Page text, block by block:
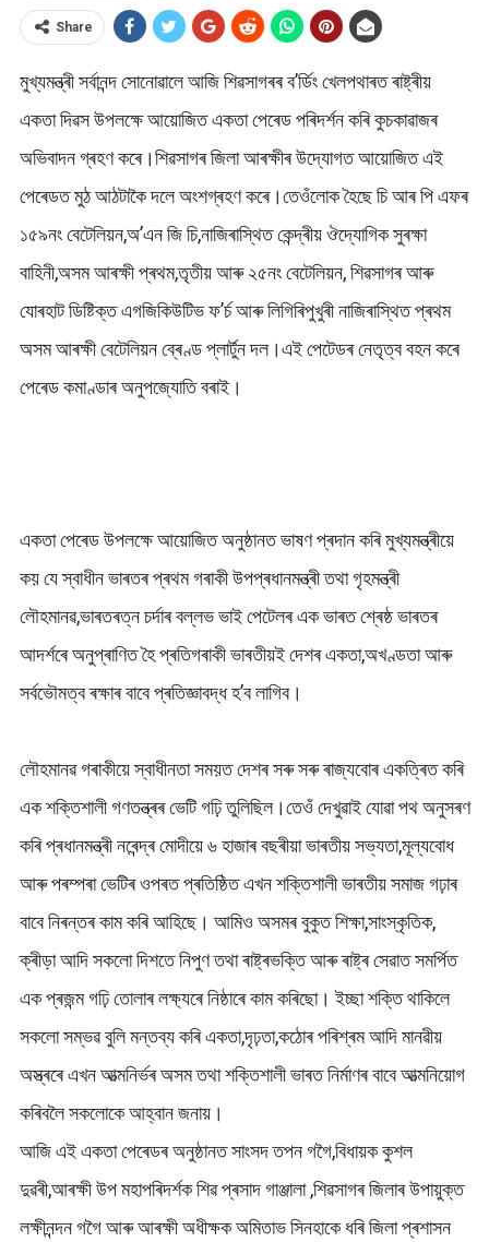
Share
মুখ্যমন্ত্ৰী সৰ্বানন্দ সোনোৱালে আজি শিৱসাগৰৰ ব’ৰ্ডিং খেলপথাৰত ৰাষ্ট্ৰীয়
একতা দিৱস উপলক্ষে আয়োজিত একতা পেৰেড পৰিদৰ্শন কৰি কুচকাৱাজৰ
অভিবাদন গ্ৰহণ কৰে।শিৱসাগৰ জিলা আৰক্ষীৰ উদ্যোগত আয়োজিত এই
পেৰেডত মুঠ আঠটাকৈ দলে অংশগ্ৰহণ কৰে।তেওঁলোক হৈছে চি আৰ পি এফৰ
১৫৯নং বেটেলিয়ন,অ’এন জি চি,নাজিৰাস্থিত কেন্দ্ৰীয় ঔদ্যোগিক সুৰক্ষা
বাহিনী,অসম আৰক্ষী প্ৰথম,তৃতীয় আৰু ২৫নং বেটেলিয়ন, শিৱসাগৰ আৰু
যোৰহাট ডিষ্টিক্ত এগজিকিউটিভ ফ’ৰ্চ আৰু লিগিৰিপুখুৰী নাজিৰাস্থিত প্ৰথম
অসম আৰক্ষী বেটেলিয়ন ব্ৰেণ্ড প্লাৰ্টুন দল।এই পেটেডৰ নেতৃত্ব বহন কৰে
পেৰেড কমাণ্ডাৰ অনুপজ্যোতি বৰাই।
একতা পেৰেড উপলক্ষে আয়োজিত অনুষ্ঠানত ভাষণ প্ৰদান কৰি মুখ্যমন্ত্ৰীয়ে
কয় যে স্বাধীন ভাৰতৰ প্ৰথম গৰাকী উপপ্ৰধানমন্ত্ৰী তথা গৃহমন্ত্ৰী
লৌহমানৱ,ভাৰতৰত্ন চৰ্দাৰ বল্লভ ভাই পেটেলৰ এক ভাৰত শ্ৰেষ্ঠ ভাৰতৰ
আদৰ্শৰে অনুপ্ৰাণিত হৈ প্ৰতিগৰাকী ভাৰতীয়ই দেশৰ একতা,অখণ্ডতা আৰু
সৰ্বভৌমত্ব ৰক্ষাৰ বাবে প্ৰতিজ্ঞাবদ্ধ হ’ব লাগিব।
লৌহমানৱ গৰাকীয়ে স্বাধীনতা সময়ত দেশৰ সৰু সৰু ৰাজ্যবোৰ একত্ৰিত কৰি
এক শক্তিশালী গণতন্ত্ৰৰ ভেটি গঢ়ি তুলিছিল।তেওঁ দেখুৱাই যোৱা পথ অনুসৰণ
কৰি প্ৰধানমন্ত্ৰী নৰেন্দ্ৰ মোদীয়ে ৬ হাজাৰ বছৰীয়া ভাৰতীয় সভ্যতা,মূল্যবোধ
আৰু পৰম্পৰা ভেটিৰ ওপৰত প্ৰতিষ্ঠিত এখন শক্তিশালী ভাৰতীয় সমাজ গঢ়াৰ
বাবে নিৰন্তৰ কাম কৰি আহিছে। আমিও অসমৰ বুকুত শিক্ষা,সাংস্কৃতিক,
ক্ৰীড়া আদি সকলো দিশতে নিপুণ তথা ৰাষ্ট্ৰভক্তি আৰু ৰাষ্ট্ৰ সেৱাত সমৰ্পিত
এক প্ৰজন্ম গঢ়ি তোলাৰ লক্ষ্যৰে নিষ্ঠাৰে কাম কৰিছো। ইচ্ছা শক্তি থাকিলে
সকলো সম্ভৱ বুলি মন্তব্য কৰি একতা,দৃঢ়তা,কঠোৰ পৰিশ্ৰম আদি মানৱীয়
অস্ত্ৰৰে এখন আত্মনির্ভৰ অসম তথা শক্তিশালী ভাৰত নিৰ্মাণৰ বাবে আত্মনিয়োগ
কৰিবলৈ সকলোকে আহ্বান জনায়।
আজি এই একতা পেৰেডৰ অনুষ্ঠানত সাংসদ তপন গগৈ,বিধায়ক কুশল
দুৱৰী,আৰক্ষী উপ মহাপৰিদৰ্শক শিৱ প্ৰসাদ গাঞ্জালা ,শিৱসাগৰ জিলাৰ উপায়ুক্ত
লক্ষীনন্দন গগৈ আৰু আৰক্ষী অধীক্ষক অমিতাভ সিনহাকে ধৰি জিলা প্ৰশাসন